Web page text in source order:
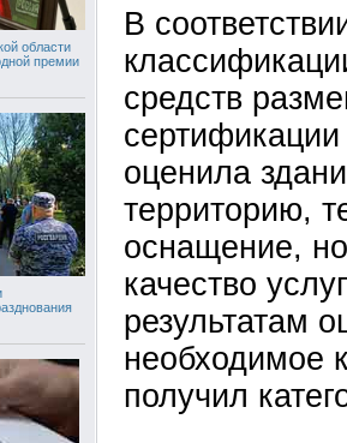
области
премии
В
средств
оценила
территорию,
оснащение,
качество
результатам
необходимое
получил